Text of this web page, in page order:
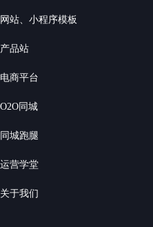
网站、小程序模板
产品站
电商平台
O2O同城
同城跑腿
运营学堂
关于我们